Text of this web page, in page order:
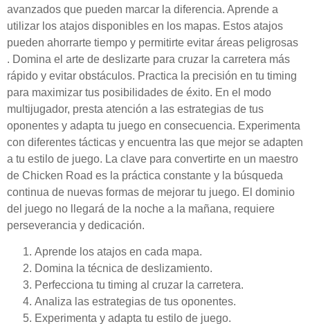
avanzados que pueden marcar la diferencia. Aprende a
utilizar los atajos disponibles en los mapas. Estos atajos
pueden ahorrarte tiempo y permitirte evitar áreas peligrosas
. Domina el arte de deslizarte para cruzar la carretera más
rápido y evitar obstáculos. Practica la precisión en tu timing
para maximizar tus posibilidades de éxito. En el modo
multijugador, presta atención a las estrategias de tus
oponentes y adapta tu juego en consecuencia. Experimenta
con diferentes tácticas y encuentra las que mejor se adapten
a tu estilo de juego. La clave para convertirte en un maestro
de Chicken Road es la práctica constante y la búsqueda
continua de nuevas formas de mejorar tu juego. El dominio
del juego no llegará de la noche a la mañana, requiere
perseverancia y dedicación.
Aprende los atajos en cada mapa.
Domina la técnica de deslizamiento.
Perfecciona tu timing al cruzar la carretera.
Analiza las estrategias de tus oponentes.
Experimenta y adapta tu estilo de juego.